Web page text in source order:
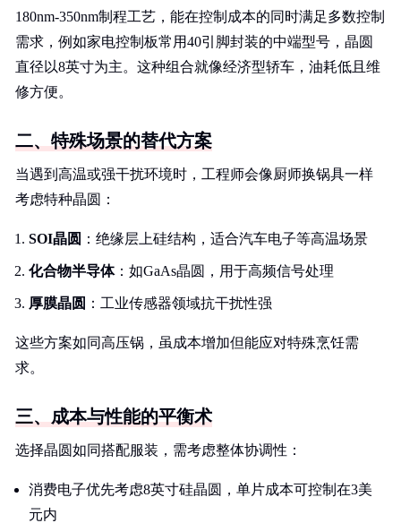
180nm-350nm制程工艺，能在控制成本的同时满足多数控制
需求，例如家电控制板常用40引脚封装的中端型号，晶圆
直径以8英寸为主。这种组合就像经济型轿车，油耗低且维
修方便。
二、特殊场景的替代方案
当遇到高温或强干扰环境时，工程师会像厨师换锅具一样
考虑特种晶圆：
SOI晶圆 ：绝缘层上硅结构，适合汽车电子等高温场景
化合物半导体：如GaAs晶圆，用于高频信号处理
厚膜晶圆 ：工业传感器领域抗干扰性强
这些方案如同高压锅，虽成本增加但能应对特殊烹饪需
求。
三、成本与性能的平衡术
选择晶圆如同搭配服装，需考虑整体协调性：
消费电子优先考虑8英寸硅晶圆，单片成本可控制在3美
元内